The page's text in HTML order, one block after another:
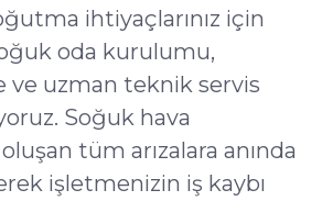
ihtiyaçlarınız için
oda kurulumu,
ve uzman teknik servis
Soğuk hava
tüm arızalara anında
işletmenizin iş kaybı